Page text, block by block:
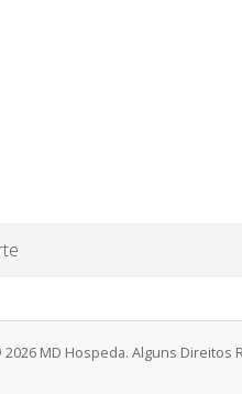
MD Hospeda. Alguns Direitos